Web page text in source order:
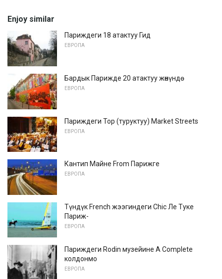
Enjoy similar
Париждеги 18 атактуу Гид
ЕВРОПА
Бардык Парижде 20 атактуу жөнүндө
ЕВРОПА
Париждеги Top (туруктуу) Market Streets
ЕВРОПА
Кантип Майне From Парижге
ЕВРОПА
Түндүк French жээгиндеги Chic Ле Туке
Париж-
ЕВРОПА
Париждеги Rodin музейине A Complete
колдонмо
ЕВРОПА